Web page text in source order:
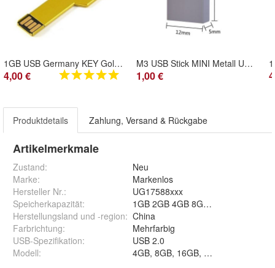
1GB USB Germany KEY Gold USB Stick Gold Schlüssel USB Flash Drive 2.0
4,00 €
M3 USB Stick MINI Metall USB Flash Drive 2.0 Ultra klein idealer Zusatzspeicher
1,00 €
Produktdetails Zahlung, Versand & Rückgabe
Artikelmerkmale
Zustand:
Neu
Marke:
Markenlos
Hersteller Nr.:
UG17588xxx
Speicherkapazität:
1GB 2GB 4GB 8GB 16GB 32GB
Herstellungsland und -region: China
Farbrichtung:
Mehrfarbig
USB-Spezifikation:
USB 2.0
Modell: